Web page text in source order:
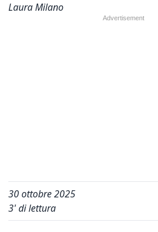
Laura Milano
30 ottobre 2025
3' di lettura